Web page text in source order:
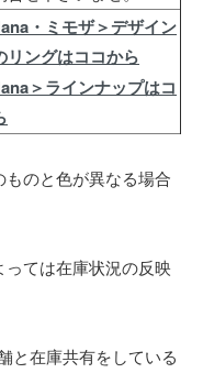
・ミモザ＞デザイン
リングはココから
＞ラインナップはコ
のと色が異なる場合
ては在庫状況の反映
と在庫共有をしている